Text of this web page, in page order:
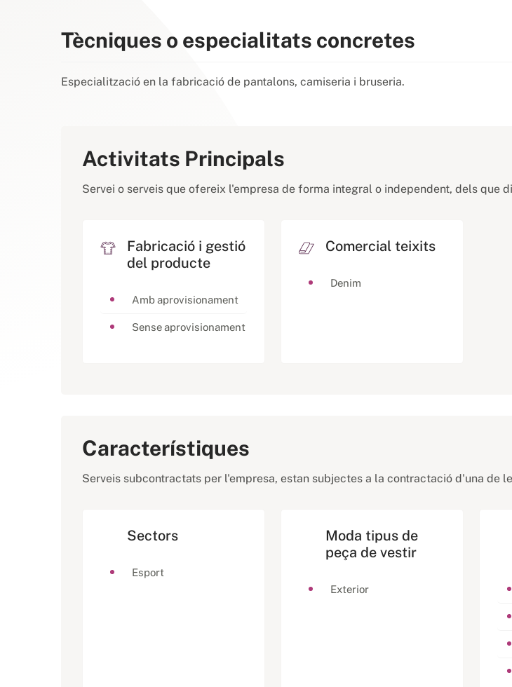
Tècniques o especialitats concretes
Especialització en la fabricació de pantalons, camiseria i bruseria.
Activitats Principals
Servei o serveis que ofereix l'empresa de forma integral o independent, dels que
Fabricació i gestió
del producte
Amb aprovisionament
Sense aprovisionament
Comercial teixits
Denim
Característiques
Serveis subcontractats per l'empresa, estan subjectes a la contractació d'una de
Sectors
Esport
Moda tipus de
peça de vestir
Exterior